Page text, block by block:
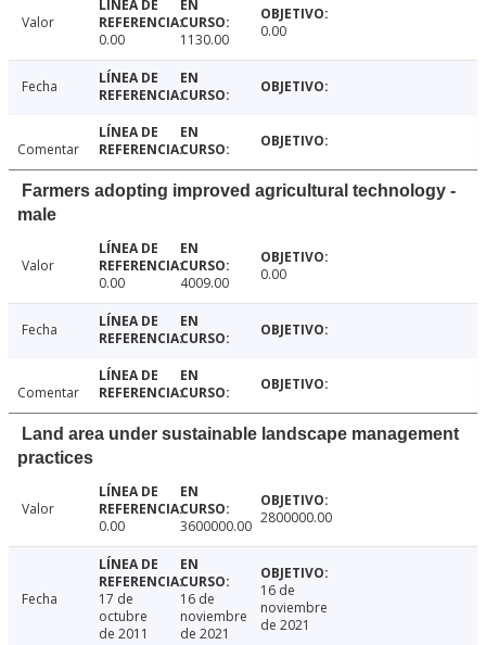
Valor
0.00
1130.00 0.00
Fecha
Comentar
Farmers adopting improved agricultural technology -
male
Valor
0.00
4009.00 0.00
Fecha
Comentar
Land area under sustainable landscape management
practices
Valor
0.00
3600000.00 2800000.00
Fecha
17 de
octubre
de 2011
16 de
noviembre
de 2021
16 de
noviembre
de 2021